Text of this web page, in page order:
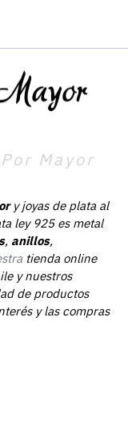
Mayor
y joyas de plata al
ley 925 es metal
, anillos,
tienda online
y nuestros
de productos
y las compras